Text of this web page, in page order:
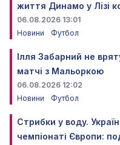
життя Динамо у Лізі
06.08.2026 13:01
Новини
Футбол
Ілля Забарний не
матчі з Мальоркою
06.08.2026 12:02
Новини
Футбол
Стрибки у воду.
чемпіонаті Європи: